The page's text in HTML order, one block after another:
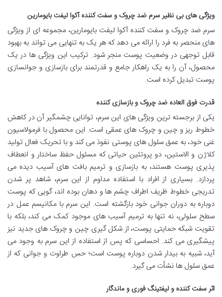
ویژگی های بی نظیر سرم ضد چروک و سفت کننده آکوا لیفت بایومارین
سرم ضد چروک و سفت کننده آکوا لیفت بایومارین، مجموعه ای از ویژگی
های منحصر به فرد را ارائه می دهد که هر یک به تنهایی می تواند به بهبود
قابل توجهی در وضعیت پوست منجر شود. ترکیب این ویژگی ها در یک
محصول، آن را به یک راهکار جامع و قدرتمند برای بازسازی و جوانسازی
پوست تبدیل کرده است.
قدرت فوق العاده ضد چروک و بازسازی کننده
یکی از برجسته ترین ویژگی های این سرم، توانایی چشمگیر آن در کاهش
خطوط ریز و چین و چروک های عمقی است. این محصول با فرمولاسیون
غنی خود، به عمق سلول های پوستی نفوذ می کند و با تحریک فعال تولید
کلاژن و الاستین، دو پروتئین حیاتی که مسئول حفظ ساختار و انعطاف
پذیری پوست هستند، به بازسازی و ترمیم بافت های آسیب دیده می
پردازد. بسیاری از افراد با استفاده مداوم از این سرم، شاهد پر شدن
تدریجی خطوط ظریف اطراف چشم ها و دهان بوده اند، گویی که پوست
دوباره به دوران جوانی خود بازگشته است. این سرم با مکانیسم عمل در
سطح سلولی، نه تنها به ترمیم آسیب های موجود کمک می کند، بلکه با
تقویت شبکه حمایتی پوست، از شکل گیری چین و چروک های جدید نیز
پیشگیری می کند. احساسی که پس از استفاده از این سرم به وجود می
آید، شبیه به بیدار شدن دوباره پوست است؛ حس طراوت و جوانی که از
عمق سلول ها نشأت می گیرد.
اثر سفت کننده و لیفتینگ فوری و ماندگار